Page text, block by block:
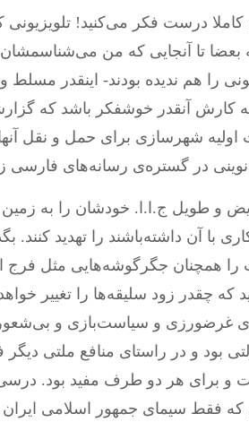
کاملا درست فکر می‌کنید!
بعضا تا آنجایی که من
را هم ندیده بودند- اینقدر مسلط
کارش آنقدر خوشفکر باشد که
اولیه شهرسازی برای حمل و نقل
و طویل ج.ا.ا. خودشان را به زمین
آن داشته‌باشند را تهدید کنند.
را همچنان جگرگوشه‌هایی مثل فرج
چقدر زود سلیقه‌ها را تغییر
غرضورزی و سیاست‌بازی و
و در راستای منافع ملتی دیگر
برای هر دو طرف مفید بود. درسی
که فقط سیمای جمهور اسلامی ایران